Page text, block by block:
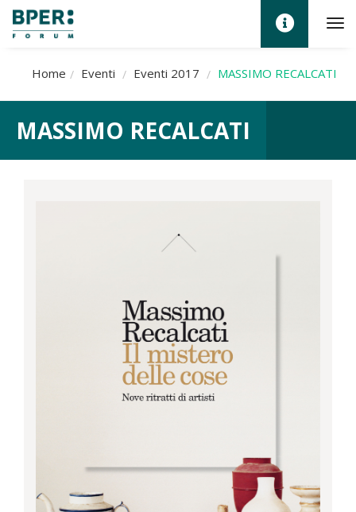
Home Eventi Eventi 2017 MASSIMO RECALCATI
MASSIMO RECALCATI